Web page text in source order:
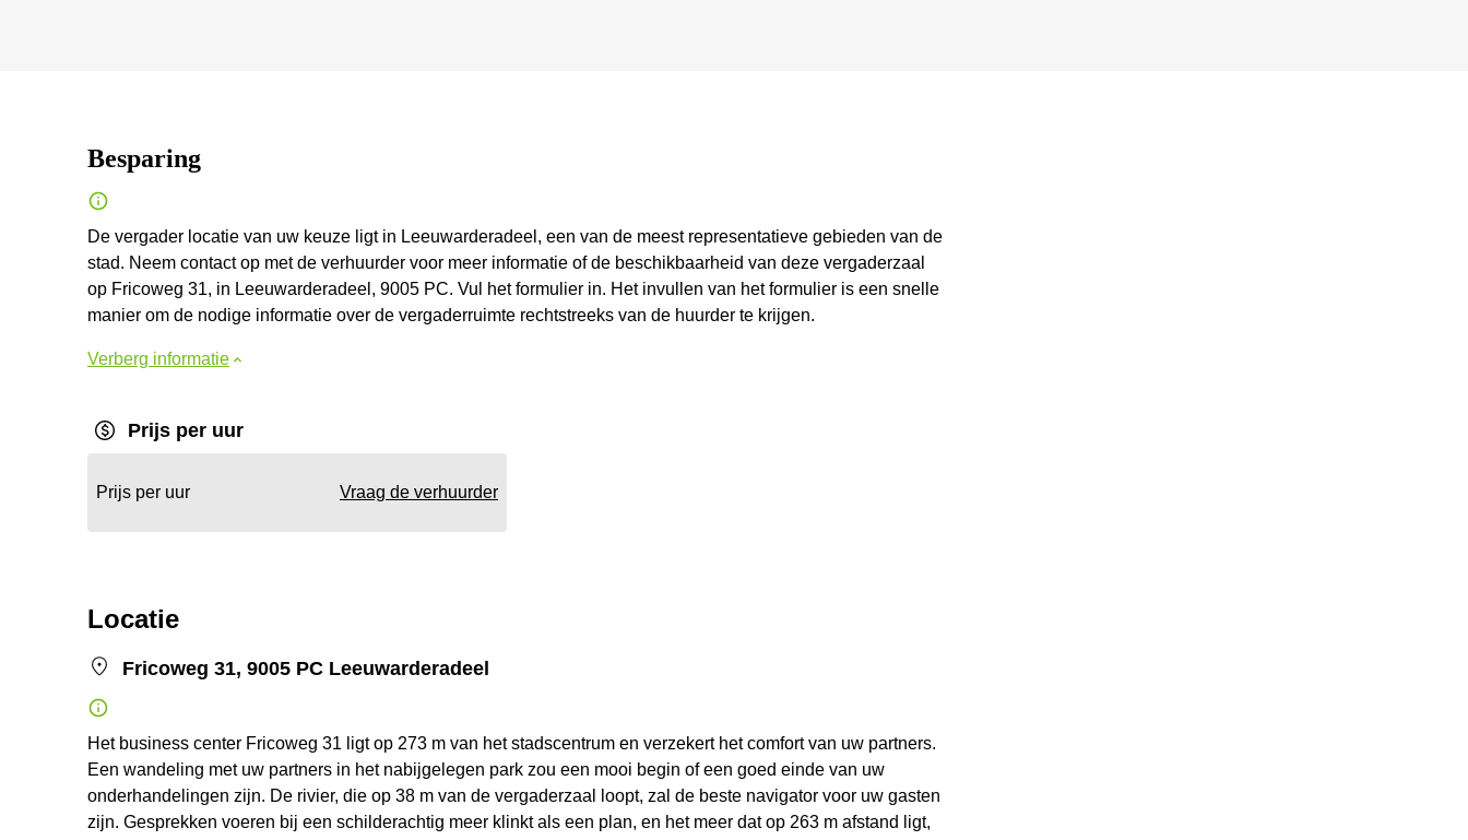
Besparing
De vergader locatie van uw keuze ligt in Leeuwarderadeel, een van de meest representatieve gebieden van de
stad. Neem contact op met de verhuurder voor meer informatie of de beschikbaarheid van deze vergaderzaal
op Fricoweg 31, in Leeuwarderadeel, 9005 PC. Vul het formulier in. Het invullen van het formulier is een snelle
manier om de nodige informatie over de vergaderruimte rechtstreeks van de huurder te krijgen.
Verberg informatie
Prijs per uur
Prijs per uur Vraag de verhuurder
Locatie
Fricoweg 31, 9005 PC Leeuwarderadeel
Het business center Fricoweg 31 ligt op 273 m van het stadscentrum en verzekert het comfort van uw partners.
Een wandeling met uw partners in het nabijgelegen park zou een mooi begin of een goed einde van uw
onderhandelingen zijn. De rivier, die op 38 m van de vergaderzaal loopt, zal de beste navigator voor uw gasten
zijn. Gesprekken voeren bij een schilderachtig meer klinkt als een plan, en het meer dat op 263 m afstand ligt,